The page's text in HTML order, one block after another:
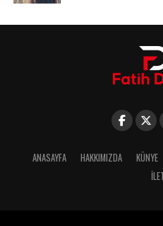
ANASAYFA HAKKIMIZDA KÜNYE